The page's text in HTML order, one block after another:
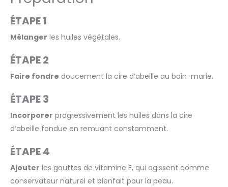
ÉTAPE 1
Mélanger les huiles végétales.
ÉTAPE 2
Faire fondre doucement la cire d’abeille au bain-marie.
ÉTAPE 3
Incorporer progressivement les huiles dans la cire
d’abeille fondue en remuant constamment.
ÉTAPE 4
Ajouter les gouttes de vitamine E, qui agissent comme
conservateur naturel et bienfait pour la peau.